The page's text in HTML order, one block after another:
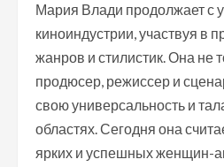
Мария Влади продолжает с
киноиндустрии, участвуя в
жанров и стилистик. Она не
продюсер, режиссер и
свою универсальность и
областях. Сегодня она
ярких и успешных женщин-